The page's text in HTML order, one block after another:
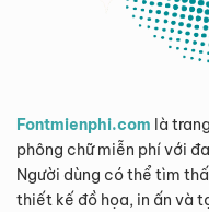
Fontmienphi.com là
phông chữ miễn phí với
Người dùng có thể tìm
thiết kế đồ họa, in ấn và